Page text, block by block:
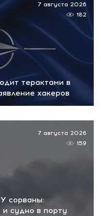
терактами в
хакеров
7 августа 2026
182
сорваны:
судно в порту
7 августа 2026
159